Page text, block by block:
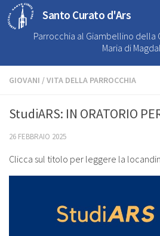
Santo Curato d'Ars
Parrocchia al Giambellino della
Maria di
GIOVANI /VITA DELLA PARROCCHIA
StudiARS: IN ORATORIO
26 FEBBRAIO 2025
Clicca sul titolo per leggere la